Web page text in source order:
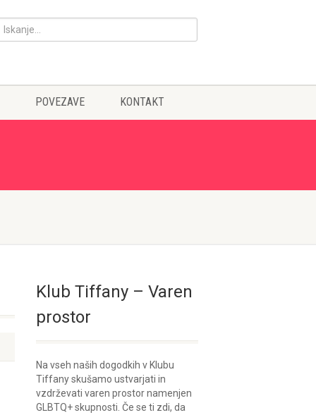
POVEZAVE KONTAKT
Klub Tiffany – Varen
prostor
Na vseh naših dogodkih v Klubu
Tiffany skušamo ustvarjati in
vzdrževati varen prostor namenjen
GLBTQ+ skupnosti. Če se ti zdi, da